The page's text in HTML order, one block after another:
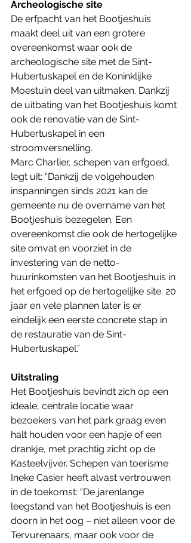
Archeologische site
De erfpacht van het Bootjeshuis
maakt deel uit van een grotere
overeenkomst waar ook de
archeologische site met de Sint-
Hubertuskapel en de Koninklijke
Moestuin deel van uitmaken. Dankzij
de uitbating van het Bootjeshuis komt
ook de renovatie van de Sint-
Hubertuskapel in een
stroomversnelling.
Marc Charlier, schepen van erfgoed,
legt uit: “Dankzij de volgehouden
inspanningen sinds 2021 kan de
gemeente nu de overname van het
Bootjeshuis bezegelen. Een
overeenkomst die ook de hertogelijke
site omvat en voorziet in de
investering van de netto-
huurinkomsten van het Bootjeshuis in
het erfgoed op de hertogelijke site. 20
jaar en vele plannen later is er
eindelijk een eerste concrete stap in
de restauratie van de Sint-
Hubertuskapel.”
Uitstraling
Het Bootjeshuis bevindt zich op een
ideale, centrale locatie waar
bezoekers van het park graag even
halt houden voor een hapje of een
drankje, met prachtig zicht op de
Kasteelvijver. Schepen van toerisme
Ineke Casier heeft alvast vertrouwen
in de toekomst: “De jarenlange
leegstand van het Bootjeshuis is een
doorn in het oog – niet alleen voor de
Tervurenaars, maar ook voor de